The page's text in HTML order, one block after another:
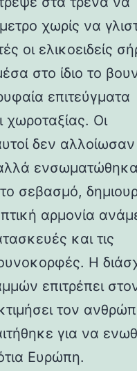
χωρίς να
οι ελικοειδείς
στο ίδιο το
επιτεύγματα
χωροταξίας. Οι
δεν αλλοίωσαν
σεβασμό,
αρμονία
και τις
Η
επιτρέπει
τον
για να
Ευρώπη.